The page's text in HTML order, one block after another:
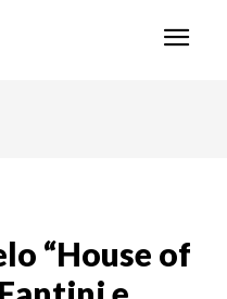
“House of